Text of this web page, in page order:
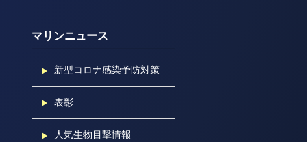
マリンニュース
新型コロナ感染予防対策
表彰
人気生物目撃情報